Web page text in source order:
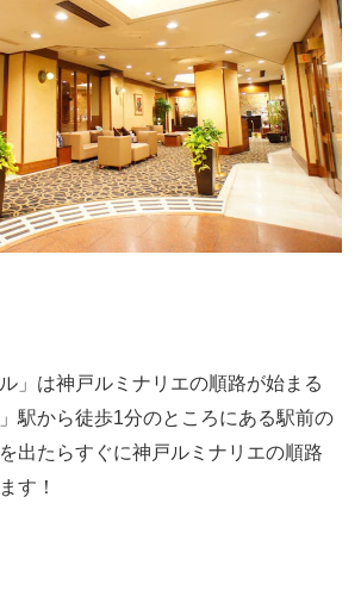
」は神戸ルミナリエの順路が始まる
駅から徒歩1分のところにある駅前の
出たらすぐに神戸ルミナリエの順路
す！